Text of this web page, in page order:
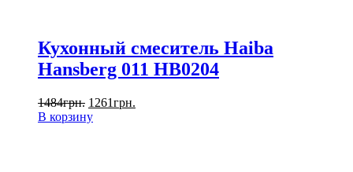
Кухонный смеситель Haiba
Hansberg 011 HB0204
1484грн. 1261грн.
В корзину